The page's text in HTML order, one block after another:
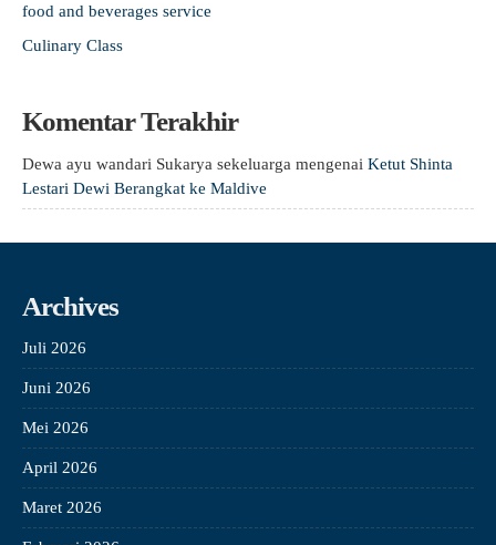
food and beverages service
Culinary Class
Komentar Terakhir
Dewa ayu wandari Sukarya sekeluarga mengenai Ketut Shinta
Lestari Dewi Berangkat ke Maldive
Archives
Juli 2026
Juni 2026
Mei 2026
April 2026
Maret 2026